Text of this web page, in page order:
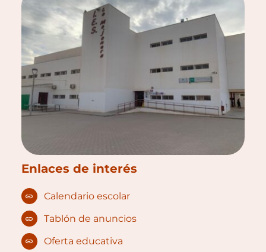
Enlaces de interés
Calendario escolar
Tablón de anuncios
Oferta educativa